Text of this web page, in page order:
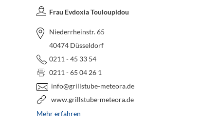
Frau Evdoxia Touloupidou
Niederrheinstr. 65
40474 Düsseldorf
0211 - 45 33 54
0211 - 65 04 26 1
info@grillstube-meteora.de
www.grillstube-meteora.de
Mehr erfahren